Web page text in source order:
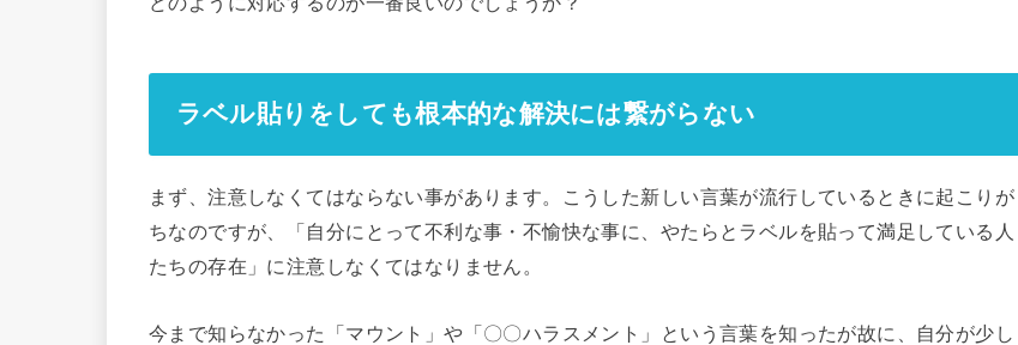
ラベル貼りをしても根本的な解決には繋がらない
まず、注意しなくてはならない事があります。こうした新しい言葉が流行しているときに起こりが
ちなのですが、「自分にとって不利な事・不愉快な事に、やたらとラベルを貼って満足している人
たちの存在」に注意しなくてはなりません。
今まで知らなかった「マウント」や「〇〇ハラスメント」という言葉を知ったが故に、自分が少し